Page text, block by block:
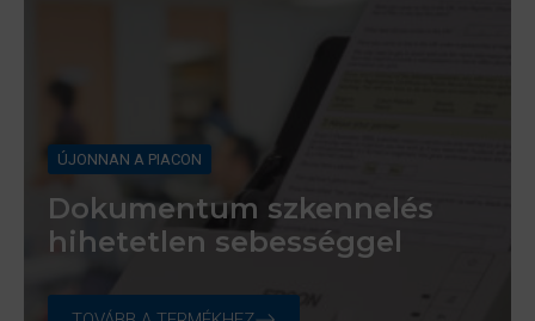
IPARI FELHASZNÁLÁS
Nagyformátumú nyomtatás
kompromisszumok nélkül
TOVÁBB A TERMÉKHEZ
HOME OFFICE
Profi munkakörnyezet az
otthon nyugalmában
TOVÁBB A TERMÉKHEZ
ÚJONNAN A PIACON
Dokumentum szkennelés
hihetetlen sebességgel
TOVÁBB A TERMÉKHEZ
Megbízunk egymásban
Vásárolj most, fizess később